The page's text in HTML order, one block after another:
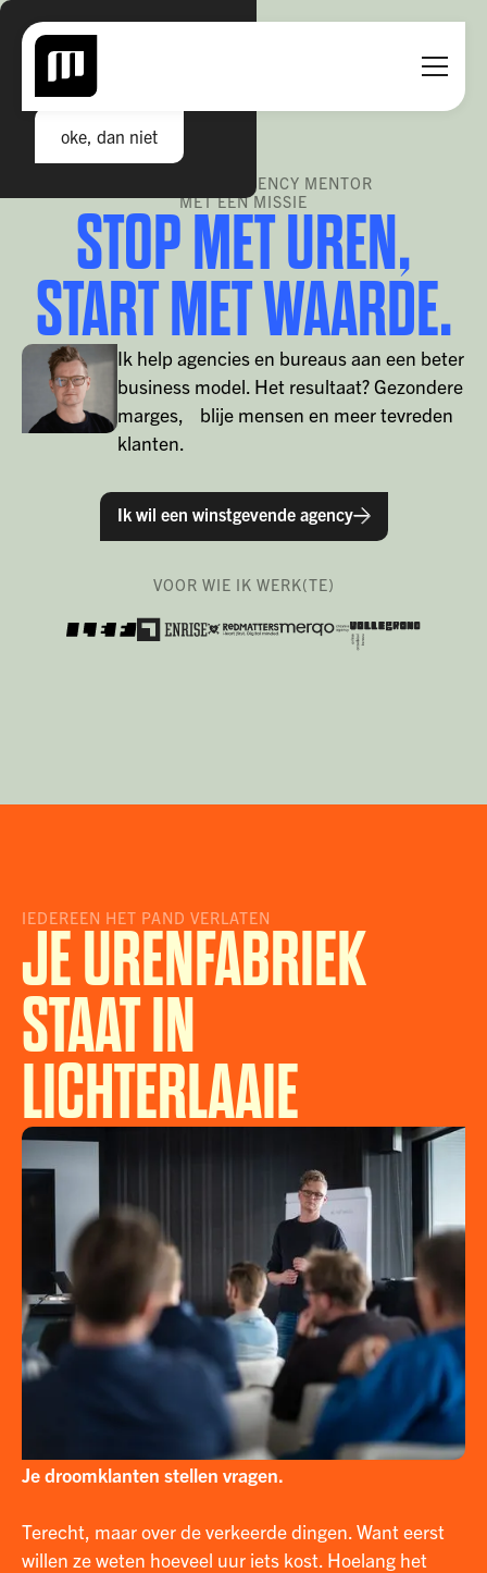
GEEN COOKIES HIER.
Daar had ik geen track in
oke, dan niet
MARK EIKEMA. AGENCY MENTOR
MET EEN MISSIE
STOP MET UREN,
START MET WAARDE.
Ik help agencies en bureaus aan een beter
business model. Het resultaat? Gezondere
marges, blije mensen en meer tevreden
klanten.
Ik wil een winstgevende agency
VOOR WIE IK WERK(TE)
IEDEREEN HET PAND VERLATEN
JE URENFABRIEK
STAAT IN
LICHTERLAAIE
Je droomklanten stellen vragen.
Terecht, maar over de verkeerde dingen. Want eerst
willen ze weten hoeveel uur iets kost. Hoelang het